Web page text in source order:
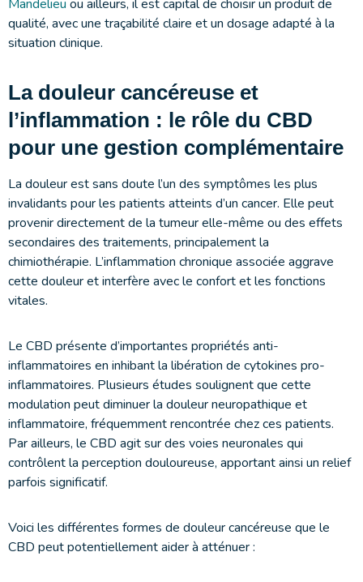
Mandelieu ou ailleurs, il est capital de choisir un produit de
qualité, avec une traçabilité claire et un dosage adapté à la
situation clinique.
La douleur cancéreuse et
l’inflammation : le rôle du CBD
pour une gestion complémentaire
La douleur est sans doute l’un des symptômes les plus
invalidants pour les patients atteints d’un cancer. Elle peut
provenir directement de la tumeur elle-même ou des effets
secondaires des traitements, principalement la
chimiothérapie. L’inflammation chronique associée aggrave
cette douleur et interfère avec le confort et les fonctions
vitales.
Le CBD présente d’importantes propriétés anti-
inflammatoires en inhibant la libération de cytokines pro-
inflammatoires. Plusieurs études soulignent que cette
modulation peut diminuer la douleur neuropathique et
inflammatoire, fréquemment rencontrée chez ces patients.
Par ailleurs, le CBD agit sur des voies neuronales qui
contrôlent la perception douloureuse, apportant ainsi un relief
parfois significatif.
Voici les différentes formes de douleur cancéreuse que le
CBD peut potentiellement aider à atténuer :